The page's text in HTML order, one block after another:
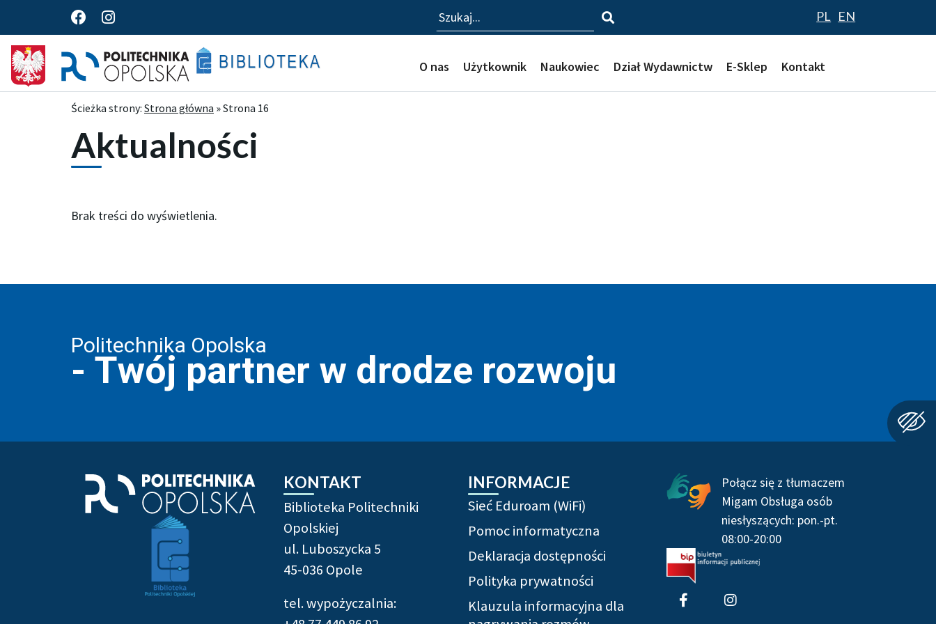
F
a
b
o
o
I
n
s
t
a
g
r
m
Szukaj PL EN
O nas Użytkownik Naukowiec Dział Wydawnictw E-Sklep Kontakt
Ścieżka strony: Strona główna »Strona 16
Aktualności
Brak treści do wyświetlenia.
Politechnika Opolska
- Twój partner w drodze rozwoju
KONTAKT
Biblioteka Politechniki
Opolskiej
ul. Luboszycka 5
45-036 Opole
tel. wypożyczalnia:
INFORMACJE
Sieć Eduroam (WiFi)
Pomoc informatyczna
Deklaracja dostępności
Polityka prywatności
Klauzula informacyjna dla
Połącz się z tłumaczem
Migam Obsługa osób
niesłyszących: pon.-pt.
08:00-20:00
F
a
I
n